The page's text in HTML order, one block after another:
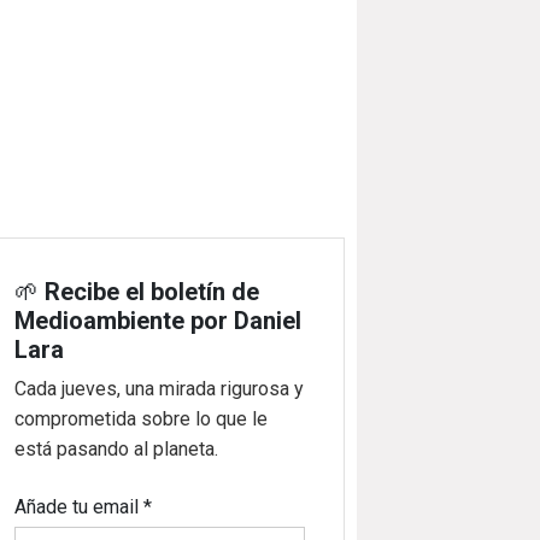
🌱 Recibe el boletín de
Medioambiente por Daniel
Lara
Cada jueves, una mirada rigurosa y
comprometida sobre lo que le
está pasando al planeta.
Añade tu email*